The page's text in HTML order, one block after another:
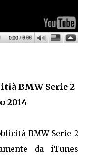
BMW Serie 2
2014
BMW Serie 2
da iTunes